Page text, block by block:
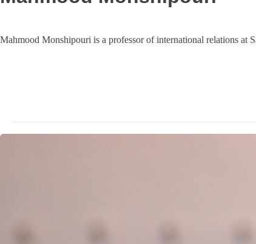
Mahmood Monshipouri is a professor of international relations at